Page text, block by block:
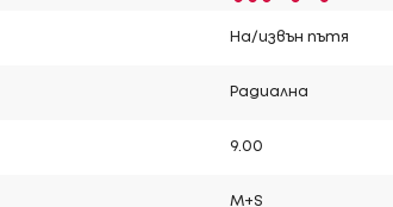
На/извън пътя
Радиална
9.00
M+S